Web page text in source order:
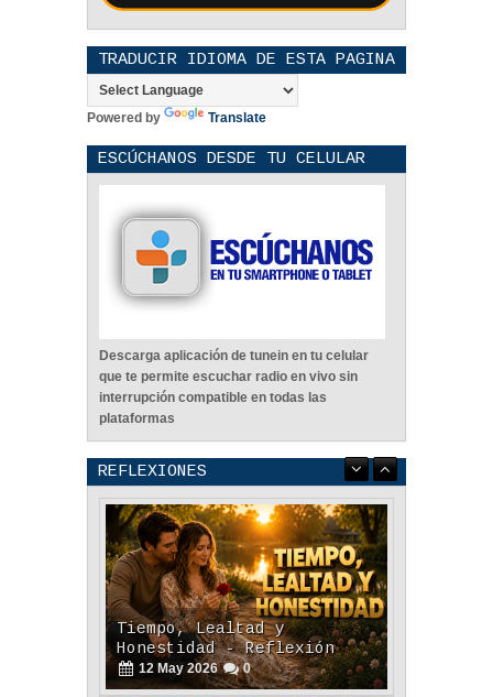
TRADUCIR IDIOMA DE ESTA PAGINA
Powered by Translate
ESCÚCHANOS DESDE TU CELULAR
Descarga aplicación de tunein en tu celular
que te permite escuchar radio en vivo sin
interrupción compatible en todas las
plataformas
REFLEXIONES
Tiempo, Lealtad y
Honestidad - Reflexión
12 May 2026 0